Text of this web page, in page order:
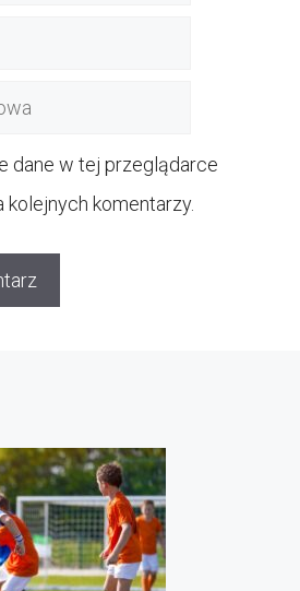
dane w tej przeglądarce
kolejnych komentarzy.